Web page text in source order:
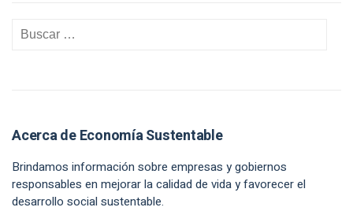
Acerca de Economía Sustentable
Brindamos información sobre empresas y gobiernos
responsables en mejorar la calidad de vida y favorecer el
desarrollo social sustentable.